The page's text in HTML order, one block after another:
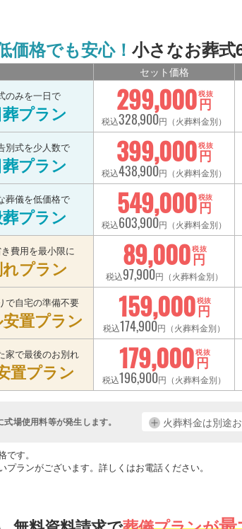
価格でも安心！ 小さなお葬
セット価格
のみを一日で
プラン 299,000円
税抜
税込328,900円（火葬料金別）
別式を少人数で
プラン 399,000円
税抜
税込438,900円（火葬料金別）
葬儀を低価格で
プラン 549,000円
税抜
税込603,900円（火葬料金別）
費用を最小限に
プラン 89,000円
税抜
税込97,900円（火葬料金別）
で自宅の準備不要
置プラン 159,000円
税抜
税込174,900円（火葬料金別）
家で最後のお別れ
置プラン 179,000円
税抜
税込196,900円（火葬料金別）
場使用料等が発生します。 火葬料金は別途
す。
ランがございます。詳しくはお電話ください。